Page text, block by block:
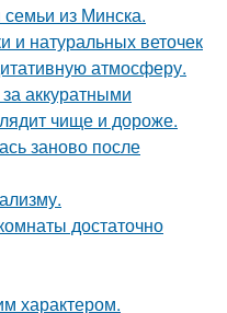
из Минска.
и натуральных веточек
атмосферу.
аккуратными
чище и дороже.
заново после
достаточно
характером.